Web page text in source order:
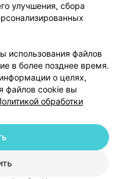
103.by
данных
| 220012, Республика Беларусь,
291212755
улучшения, сбора
использования файлов
в более позднее время.
о целях,
файлов cookie вы
обработки